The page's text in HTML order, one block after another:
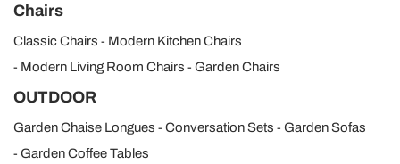
Chairs
Classic Chairs
Modern Kitchen Chairs
Modern Living Room Chairs
Garden Chairs
OUTDOOR
Garden Chaise Longues Conversation Sets
Garden Sofas
Garden Coffee Tables